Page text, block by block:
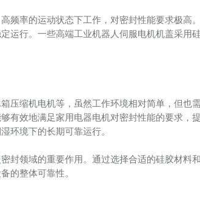
频率的运动状态下工作，对密封性能要求极高
运行。一些高端工业机器人伺服电机机盖采用
压缩机电机等，虽然工作环境相对简单，但也
有效地满足家用电器电机对密封性能的要求，
环境下的长期可靠运行。
封领域的重要作用。通过选择合适的硅胶材料
的整体可靠性。